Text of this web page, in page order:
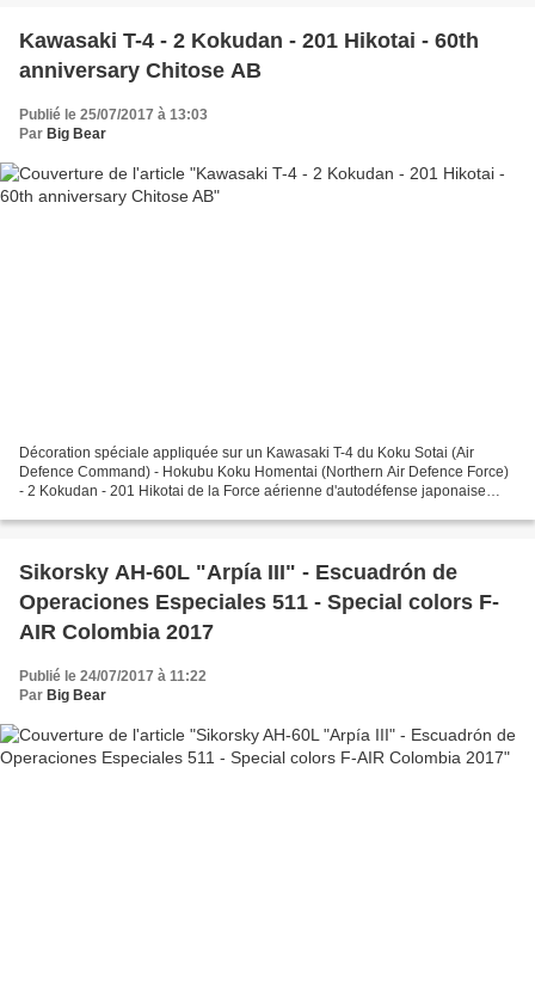
Kawasaki T-4 - 2 Kokudan - 201 Hikotai - 60th
anniversary Chitose AB
Publié le 25/07/2017 à 13:03
Par Big Bear
Décoration spéciale appliquée sur un Kawasaki T-4 du Koku Sotai (Air
Defence Command) - Hokubu Koku Homentai (Northern Air Defence Force)
- 2 Kokudan - 201 Hikotai de la Force aérienne d'autodéfense japonaise
Sikorsky AH-60L "Arpía III" - Escuadrón de
Operaciones Especiales 511 - Special colors F-
AIR Colombia 2017
Publié le 24/07/2017 à 11:22
Par Big Bear